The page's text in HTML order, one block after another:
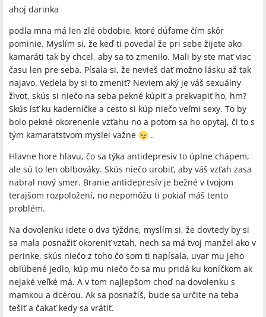
ahoj darinka
podla mna má len zlé obdobie, ktoré dúfame čím skôr
pominie. Myslím si, že keď ti povedal že pri sebe žijete ako
kamaráti tak by chcel, aby sa to zmenilo. Mali by ste mať viac
času len pre seba. Písala si, že nevieš dať možno lásku až tak
najavo. Vedela by si to zmeniť? Neviem aký je váš sexuálny
život, skús si niečo na seba pekné kúpiť a prekvapiť ho, hm?
Skús ísť ku kaderníčke a cesto si kúp niečo veľmi sexy. To by
bolo pekné okorenenie vzťahu no a potom sa ho opytaj, či to s
tým kamaratstvom myslel važne
.
Hlavne hore hlavu, čo sa týka antidepresív to úplne chápem,
ale sú to len oblbováky. Skús niečo urobiť, aby váš vzťah zasa
nabral nový smer. Branie antidepresív je bežné v tvojom
terajšom rozpoložení, no nepomôžu ti pokiaľ máš tento
problém.
Na dovolenku idete o dva týždne, myslím si, že dovtedy by si
sa mala posnažiť okoreniť vzťah, nech sa má tvoj manžel ako v
perinke, skús niečo z toho čo som ti napísala, uvar mu jeho
obľúbené jedlo, kúp mu niečo čo sa mu pridá ku koníčkom ak
nejaké veľké má. A v tom najlepšom choď na dovolenku s
mamkou a dcérou. Ak sa posnažíš, bude sa určite na teba
tešiť a čakať kedy sa vrátiť.